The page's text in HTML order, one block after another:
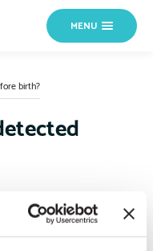
MENU
birth?
are already known, prenatal